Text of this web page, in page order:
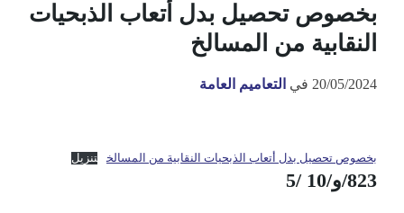
بخصوص تحصيل بدل أتعاب الذبحيات
النقابية من المسالخ
20/05/2024 في التعاميم العامة
بخصوص تحصيل بدل أتعاب الذبحيات النقابية من المسالخ تنزيل
823/و/10 /5